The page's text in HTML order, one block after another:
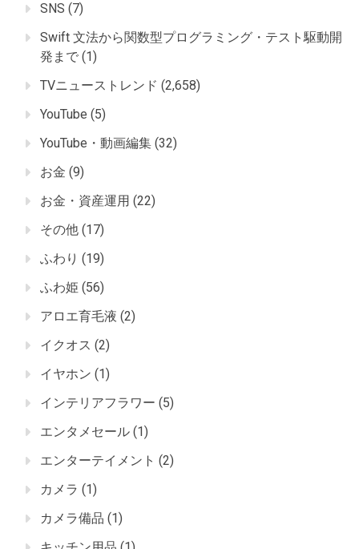
SNS (7)
Swift 文法から関数型プログラミング・テスト駆動開
発まで (1)
TVニューストレンド (2,658)
YouTube (5)
YouTube・動画編集 (32)
お金 (9)
お金・資産運用 (22)
その他 (17)
ふわり (19)
ふわ姫 (56)
アロエ育毛液 (2)
イクオス (2)
イヤホン (1)
インテリアフラワー (5)
エンタメセール (1)
エンターテイメント (2)
カメラ (1)
カメラ備品 (1)